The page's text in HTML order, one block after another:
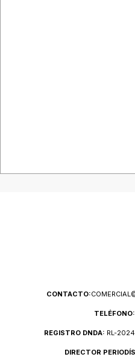
CONTACTO:
TELÉFONO:
REGISTRO DNDA: RL-
DIRECTOR